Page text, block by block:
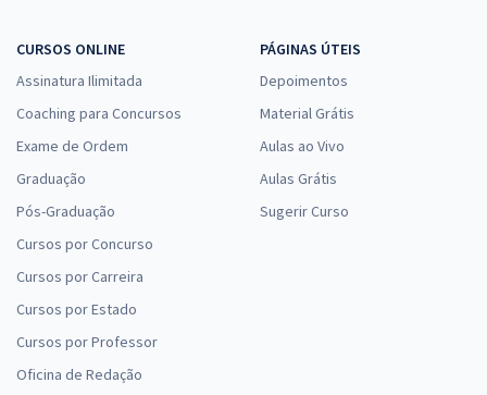
CURSOS ONLINE
Assinatura Ilimitada
Coaching para Concursos
Exame de Ordem
Graduação
Pós-Graduação
Cursos por Concurso
Cursos por Carreira
Cursos por Estado
Cursos por Professor
Oficina de Redação
PÁGINAS ÚTEIS
Depoimentos
Material Grátis
Aulas ao Vivo
Aulas Grátis
Sugerir Curso